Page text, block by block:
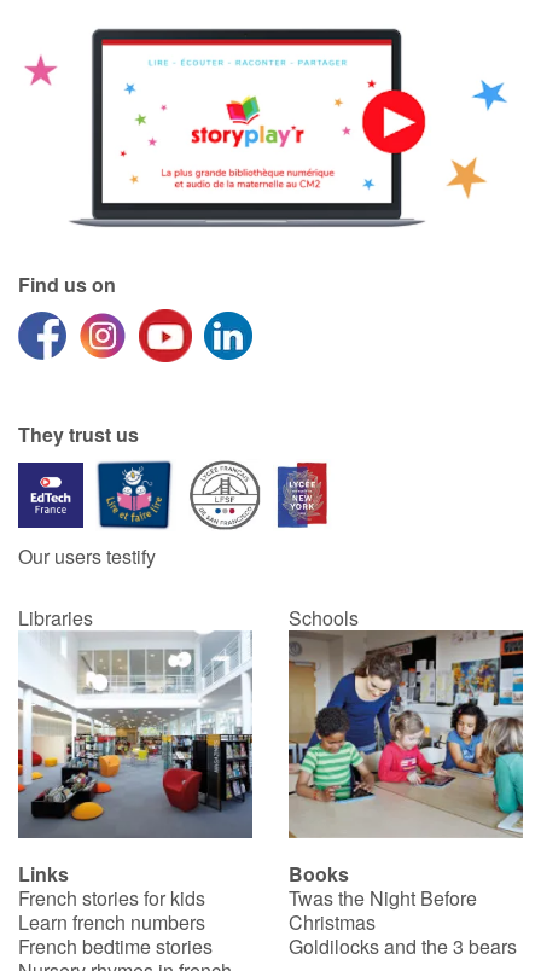
Find us on
They trust us
Our users testify
Libraries Schools
Links
French stories for kids
Learn french numbers
French bedtime stories
Books
Twas the Night Before
Christmas
Goldilocks and the 3 bears